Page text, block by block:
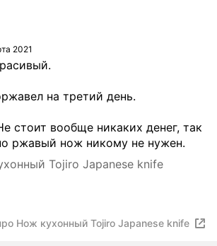
2021
на третий день.
стоит вообще никаких денег, так
ржавый нож никому не нужен.
Tojiro Japanese knife
Нож кухонный Tojiro Japanese knife